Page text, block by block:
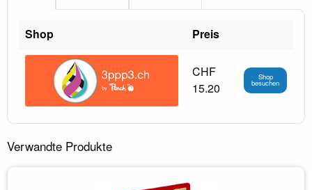
Shop Preis
CHF
15.20
Shop
besuchen
Verwandte Produkte